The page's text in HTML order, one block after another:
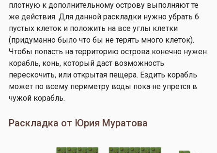
плотную к дополнительному острову выполняют те
же действия. Для данной раскладки нужно убрать 6
пустых клеток и положить на все углы клетки
(придуманно было что бы не терять много клеток).
Чтобы попасть на территорию острова конечно нужен
корабль, конь, который даст возможность
перескочить, или открытая пещера. Ездить корабль
может по всему периметру воды пока не упрется в
чужой корабль.
Раскладка от Юрия Муратова